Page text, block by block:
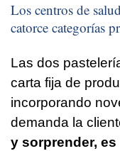
Los centros de
catorce categorías
Las dos
carta fija de
incorporando
demanda la
y sorprender,